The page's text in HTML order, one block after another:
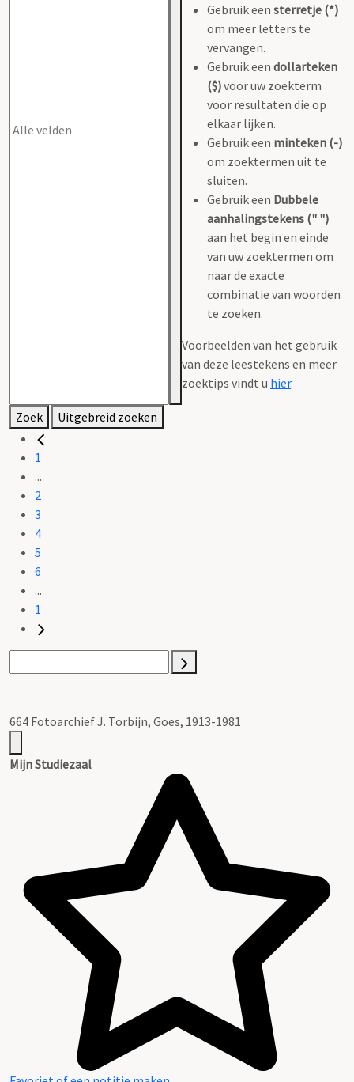
Gebruik een sterretje (*)
om meer letters te
vervangen.
Gebruik een dollarteken
($)voor uw zoekterm
voor resultaten die op
elkaar lijken.
Gebruik een minteken (-)
om zoektermen uit te
sluiten.
Gebruik een Dubbele
aanhalingstekens (" ")
aan het begin en einde
van uw zoektermen om
naar de exacte
combinatie van woorden
te zoeken.
Voorbeelden van het gebruik
van deze leestekens en meer
zoektips vindt u hier.
Zoek Uitgebreid zoeken
1
...
2
3
4
5
6
...
1
664 Fotoarchief J. Torbijn, Goes, 1913-1981
Mijn Studiezaal